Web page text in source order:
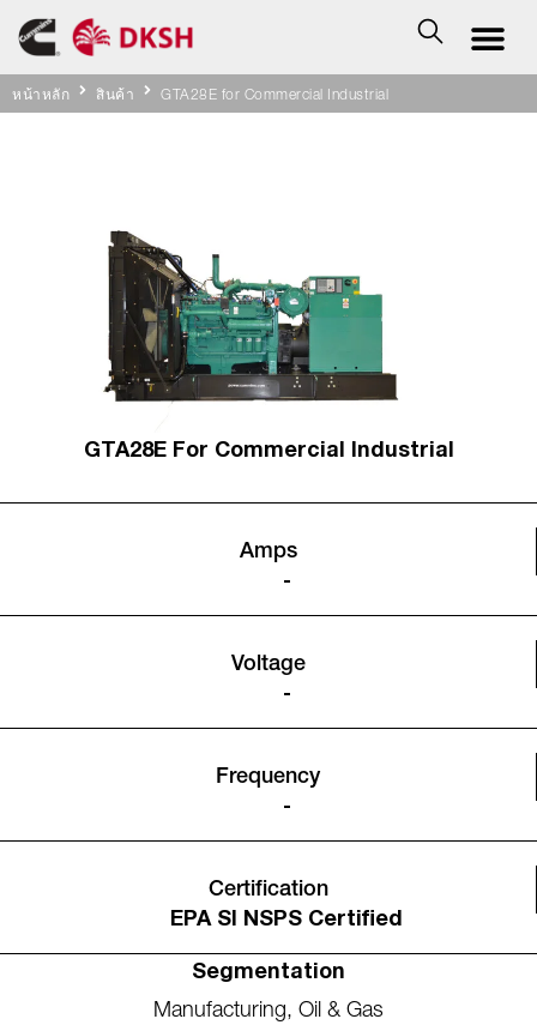
หน้าหลัก สินค้า GTA28E for Commercial Industrial
GTA28E For Commercial Industrial
Amps
-
Voltage
-
Frequency
-
Certification
EPA SI NSPS Certified
Segmentation
Manufacturing, Oil & Gas